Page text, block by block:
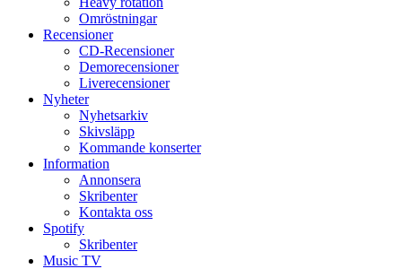
Omröstningar
Recensioner
CD-Recensioner
Demorecensioner
Liverecensioner
Nyheter
Nyhetsarkiv
Skivsläpp
Kommande konserter
Information
Annonsera
Skribenter
Kontakta oss
Spotify
Skribenter
Music TV